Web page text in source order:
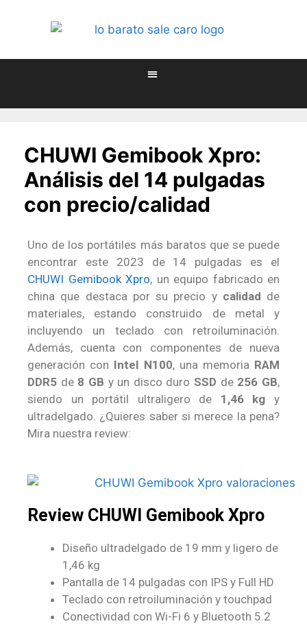
CHUWI Gemibook Xpro:
Análisis del 14 pulgadas
con precio/calidad
Uno de los portátiles más baratos que se puede
encontrar este 2023 de 14 pulgadas es el
CHUWI Gemibook Xpro, un equipo fabricado en
china que destaca por su precio y calidad de
materiales, estando construido de metal y
incluyendo un teclado con retroiluminación.
Además, cuenta con componentes de nueva
generación con Intel N100, una memoria RAM
DDR5 de 8 GB y un disco duroSSD de 256 GB,
siendo un portátil ultraligero de 1,46 kg y
ultradelgado. ¿Quieres saber si merece la pena?
Mira nuestra review:
Review CHUWI Gemibook Xpro
Diseño ultradelgado de 19 mm y ligero de
1,46 kg
Pantalla de 14 pulgadas con IPS y Full HD
Teclado con retroiluminación y touchpad
Conectividad con Wi-Fi 6 y Bluetooth 5.2